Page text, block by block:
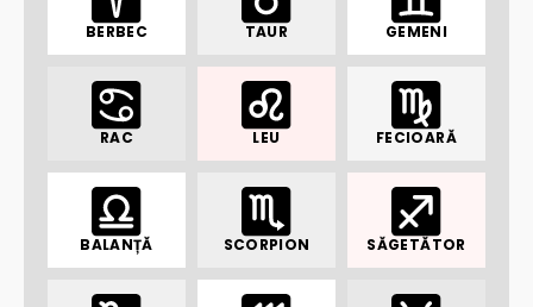
BERBEC TAUR GEMENI
RAC LEU FECIOARĂ
BALANȚĂ SCORPION SĂGETĂTOR